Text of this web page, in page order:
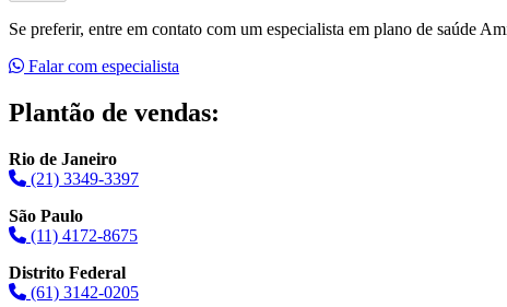
Se preferir, entre em contato com um especialista em plano de saúde
Falar com especialista
Plantão de vendas:
Rio de Janeiro
(21) 3349-3397
São Paulo
(11) 4172-8675
Distrito Federal
(61) 3142-0205